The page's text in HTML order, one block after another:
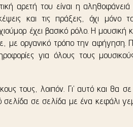
αρετή του είναι η
και τις πράξεις, όχι μόνο
έχει βασικό ρόλο. Η μουσική
με οργανικό τρόπο την αφήγηση.
για όλους τους
τους, λοιπόν. Γι’ αυτό και θα
σελίδα σε σελίδα με ένα κεφάλι